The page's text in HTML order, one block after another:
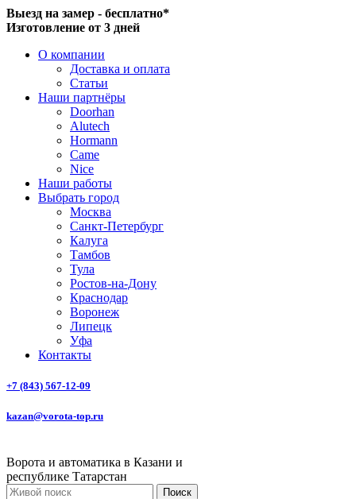
Выезд на замер - бесплатно*
Изготовление от 3 дней
О компании
Доставка и оплата
Статьи
Наши партнёры
Doorhan
Alutech
Hormann
Came
Nice
Наши работы
Выбрать город
Москва
Санкт-Петербург
Калуга
Тамбов
Тула
Ростов-на-Дону
Краснодар
Воронеж
Липецк
Уфа
Контакты
+7 (843) 567-12-09
kazan@vorota-top.ru
Ворота и автоматика в Казани и
республике Татарстан
Поиск